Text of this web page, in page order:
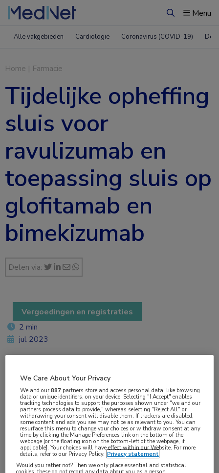
ZoekenMenu
Alle vakgebieden Cardiologie Coronavirus (COVID-19)
Home | Farmacie
Tijdelijke opheffing
sluis voor
ravulizumab en
toepassing sluis op
glofitamab en
bimekizumab
Delen via:
Vergoedingen en registraties
2 min
jul 2023
Vakgebieden:
Dermatologie,Farmacie,Hematologie,Kindergeneeskunde
Reumatologie
Aandachtsgebieden:
Lymfoom,Spondyloartritis
Tags:
We Care About Your Privacy
We and our887 partners store and access personal data, like browsing
data or unique identifiers, on your device. Selecting "I Accept" enables
tracking technologies to support the purposes shown under "we and our
partners process data to provide," whereas selecting "Reject All" or
withdrawing your consent will disable them. If trackers are disabled,
some content and ads you see may not be as relevant to you. You can
resurface this menu to change your choices or withdraw consent at any
time by clicking the Manage Preferences link on the bottom of the
webpage [or the floating icon on the bottom-left of the webpage, if
applicable]. Your choices will have effect within our Website. For more
details, refer to our Privacy Policy. Privacy statement
Would you rather not? Then we only place essential and statistical